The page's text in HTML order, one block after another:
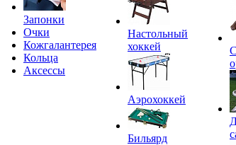
Запонки
Очки
Кожгалантерея
Кольца
Аксессы
Настольный
хоккей
Аэрохоккей
Бильярд